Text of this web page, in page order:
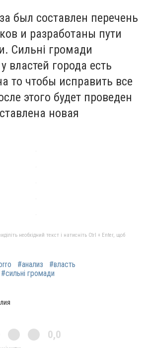
был составлен перечень
и разработаны пути
Сильні громади
властей города есть
то чтобы исправить все
этого будет проведен
новая
необхідний текст і натисніть Ctrl + Enter, щоб
#анализ
#власть
#сильні громади
0,0